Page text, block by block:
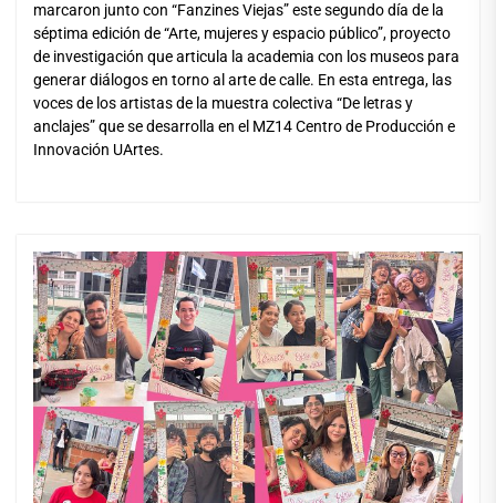
marcaron junto con “Fanzines Viejas” este segundo día de la
séptima edición de “Arte, mujeres y espacio público”, proyecto
de investigación que articula la academia con los museos para
generar diálogos en torno al arte de calle. En esta entrega, las
voces de los artistas de la muestra colectiva “De letras y
anclajes” que se desarrolla en el MZ14 Centro de Producción e
Innovación UArtes.